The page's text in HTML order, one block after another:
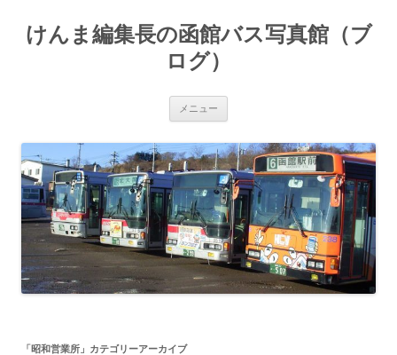
テ
ン
けんま編集長の函館バス写真館（ブ
ログ）
メニュー
「昭和営業所 」カテゴリーアーカイブ